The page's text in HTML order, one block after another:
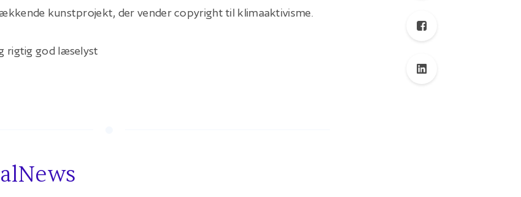
kunstprojekt, der vender copyright til klimaaktivisme.
rigtig god læselyst